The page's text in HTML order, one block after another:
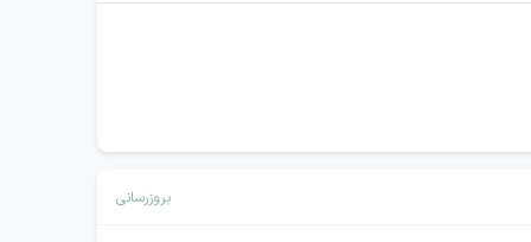
بروزرسانی